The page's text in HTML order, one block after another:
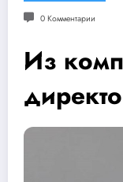
0 Комментарии
Из